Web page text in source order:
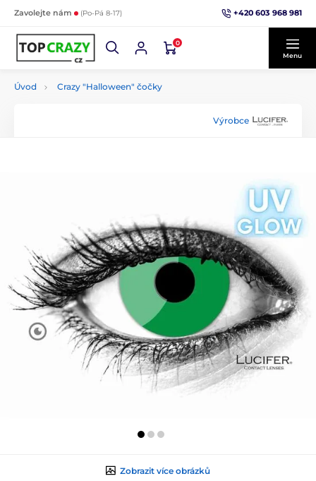
Zavolejte nám (Po-Pá 8-17) +420 603 968 981
0
Menu
Úvod Crazy "Halloween" čočky
Výrobce
Zobrazit více obrázků